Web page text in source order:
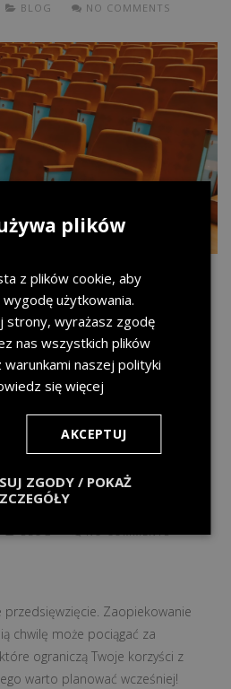
BLOG NO COMMENTS
przez COVID-19 zatrzymała życie
całego świata. Jedną z
branż jest oczywiście
jest dostarczać ludziom
EVENTY Z
Zaopiekowanie
chwilę może pociągać za
ograniczą Twoje korzyści z
warto planować wcześniej!
plików
z plików cookie, aby
użytkowania.
strony, wyrażasz zgodę
nas wszystkich plików
naszej polityki
się więcej
AKCEPTUJ
ZGODY / POKAŻ